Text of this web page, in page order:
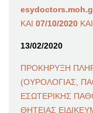
ΚΑΙ 07/10/2020
13/02/2020
ΠΡΟΚΗΡΥΞΗ
(ΟΥΡΟΛΟΓΙΑΣ,
ΕΣΩΤΕΡΙΚΗΣ
ΘΗΤΕΙΑΣ